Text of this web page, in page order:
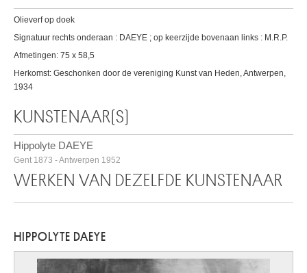
Olieverf op doek
Signatuur rechts onderaan : DAEYE ; op keerzijde bovenaan links : M.R.P.
Afmetingen: 75 x 58,5
Herkomst: Geschonken door de vereniging Kunst van Heden, Antwerpen,
1934
KUNSTENAAR(S)
Hippolyte DAEYE
Gent 1873 - Antwerpen 1952
WERKEN VAN DEZELFDE KUNSTENAAR
HIPPOLYTE DAEYE